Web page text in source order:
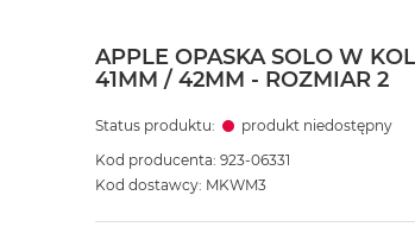
APPLE OPASKA SOLO W
41MM / 42MM - ROZMIAR 2
Status produktu:
produkt niedostępny
Kod producenta: 923-06331
Kod dostawcy: MKWM3